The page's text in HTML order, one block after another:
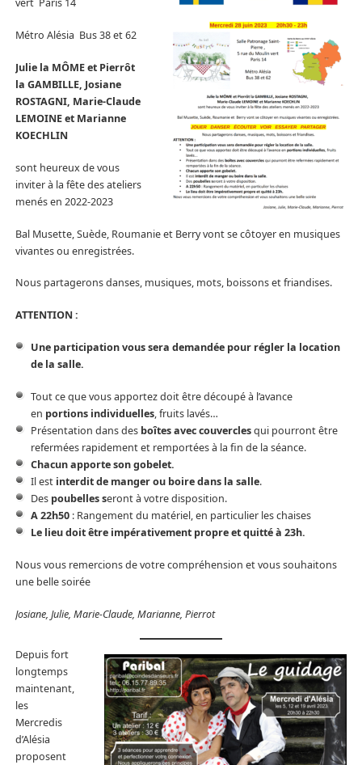
vert Paris 14
Métro Alésia Bus 38 et 62
Julie la MÔME et Pierrôt
la GAMBILLE, Josiane
ROSTAGNI, Marie-Claude
LEMOINE et Marianne
KOECHLIN
sont heureux de vous
inviter à la fête des ateliers
menés en 2022-2023
Bal Musette, Suède, Roumanie et Berry vont se côtoyer en musiques
vivantes ou enregistrées.
Nous partagerons danses, musiques, mots, boissons et friandises.
ATTENTION :
Une participation vous sera demandée pour régler la location
de la salle.
Tout ce que vous apportez doit être découpé à l’avance
en portions individuelles, fruits lavés…
Présentation dans des boîtes avec couverclesqui pourront être
refermées rapidement et remportées à la fin de la séance.
Chacun apporte son gobelet.
Il est interdit de manger ou boire dans la salle.
Despoubelles seront à votre disposition.
A 22h50: Rangement du matériel, en particulier les chaises
Le lieu doit être impérativement propre et quitté à 23h.
Nous vous remercions de votre compréhension et vous souhaitons
une belle soirée
Josiane, Julie, Marie-Claude, Marianne, Pierrot
Depuis fort
longtemps
maintenant,
les
Mercredis
d’Alésia
proposent